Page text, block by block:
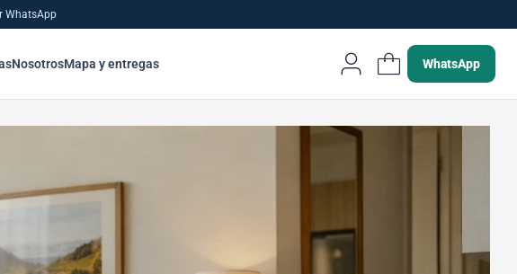
WhatsApp
NosotrosMapa y entregas WhatsApp